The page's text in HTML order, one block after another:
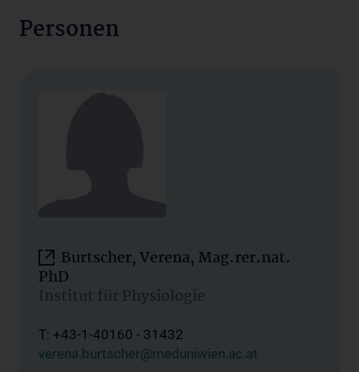
Personen
Burtscher, Verena, Mag.rer.nat.
PhD
Institut für Physiologie
T: +43-1-40160 - 31432
verena.burtscher@meduniwien.ac.at